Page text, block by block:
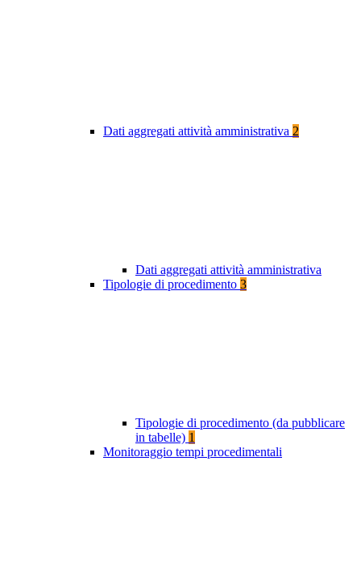
Dati aggregati attività amministrativa 2
Dati aggregati attività amministrativa
Tipologie di procedimento 3
Tipologie di procedimento (da pubblicare
in tabelle) 1
Monitoraggio tempi procedimentali